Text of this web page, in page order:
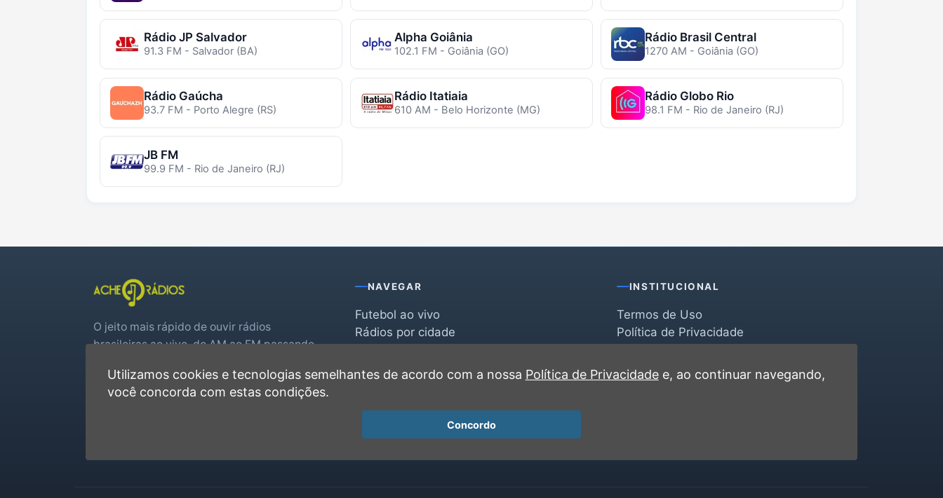
Rádio JP Salvador
91.3 FM - Salvador (BA)
Alpha Goiânia
102.1 FM - Goiânia (GO)
Rádio Brasil Central
1270 AM - Goiânia (GO)
Rádio Gaúcha
93.7 FM - Porto Alegre (RS)
Rádio Itatiaia
610 AM - Belo Horizonte (MG)
Rádio Globo Rio
98.1 FM - Rio de Janeiro (RJ)
JB FM
99.9 FM - Rio de Janeiro (RJ)
O jeito mais rápido de ouvir rádios
brasileiras ao vivo, do AM ao FM passando
real.
NAVEGAR
Futebol ao vivo
Rádios por cidade
Favoritas
INSTITUCIONAL
Termos de Uso
Política de Privacidade
Contato
Utilizamos cookies e tecnologias semelhantes de acordo com a nossa Política de Privacidadee, ao continuar navegando,
você concorda com estas condições.
Concordo